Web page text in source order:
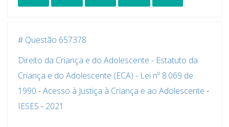
# Questão 657378
Direito da Criança e do Adolescente - Estatuto da
Criança e do Adolescente (ECA) - Lei nº 8.069 de
1990 -Acesso à Justiça à Criança e ao Adolescente -
IESES - 2021